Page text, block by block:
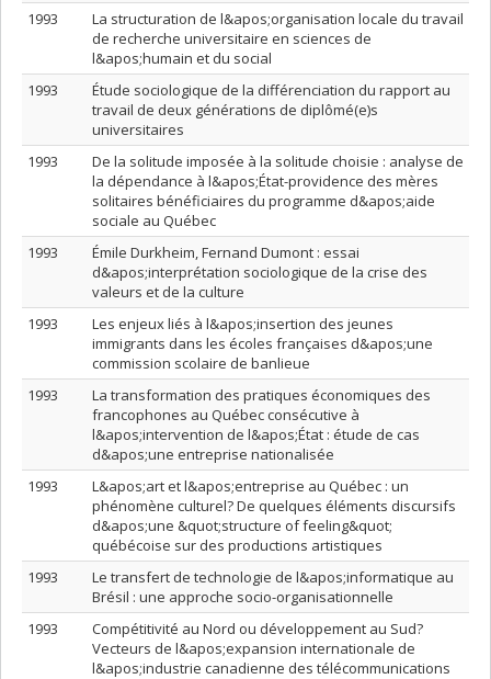
1993
La structuration de l&apos;organisation locale du travail
de recherche universitaire en sciences de
l&apos;humain et du social
1993
Étude sociologique de la différenciation du rapport au
travail de deux générations de diplômé(e)s
universitaires
1993
De la solitude imposée à la solitude choisie : analyse de
la dépendance à l&apos;État-providence des mères
solitaires bénéficiaires du programme d&apos;aide
sociale au Québec
1993
Émile Durkheim, Fernand Dumont : essai
d&apos;interprétation sociologique de la crise des
valeurs et de la culture
1993
Les enjeux liés à l&apos;insertion des jeunes
immigrants dans les écoles françaises d&apos;une
commission scolaire de banlieue
1993
La transformation des pratiques économiques des
francophones au Québec consécutive à
l&apos;intervention de l&apos;État : étude de cas
d&apos;une entreprise nationalisée
1993
L&apos;art et l&apos;entreprise au Québec : un
phénomène culturel? De quelques éléments discursifs
d&apos;une &quot;structure of feeling&quot;
québécoise sur des productions artistiques
1993
Le transfert de technologie de l&apos;informatique au
Brésil : une approche socio-organisationnelle
1993
Compétitivité au Nord ou développement au Sud?
Vecteurs de l&apos;expansion internationale de
l&apos;industrie canadienne des télécommunications